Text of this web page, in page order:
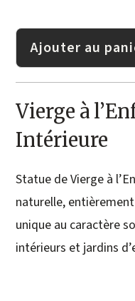
Ajouter au
Vierge à
Intérieure
Statue de Vierge à
naturelle,
unique au caractère
intérieurs et jardins